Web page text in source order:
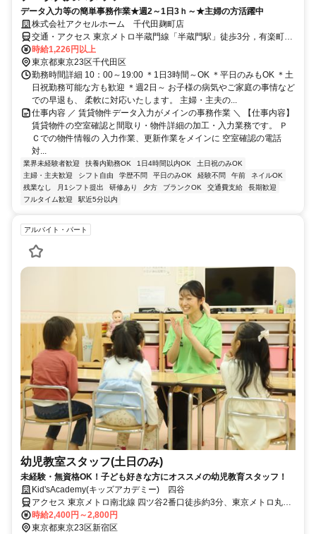
データ入力等の簡単事務作業★週2～1日3ｈ～★主婦の方活躍中
株式会社アクセルホーム 千代田麹町店
交通・アクセス 東京メトロ半蔵門線「半蔵門駅」徒歩3分，有楽町線
「麹町駅」徒歩3分
時給1,226円以上
東京都東京23区千代田区
勤務時間詳細 10：00～19:00 ＊1日3時間～OK ＊平日のみもOK ＊土
日祝勤務可能な方も歓迎 ＊週2日～ お子様の病気やご家庭の事情など
での早退も、 柔軟に対応いたします。 主婦・主夫の...
仕事内容 ／ 賃貸物件データ入力がメインの事務作業 ＼ 【仕事内容】
賃貸物件の空室確認と間取り・物件詳細の加工・入力業務です。 Ｐ
Ｃでの物件情報の 入力作業、更新作業をメインに 空室確認の電話
対...
業界未経験者歓迎 扶養内勤務OK 1日4時間以内OK
土日祝のみOK
主婦・主夫歓迎
シフト自由 学歴不問 平日のみOK 経験不問 午前
ネイルOK
残業なし
月1シフト提出 研修あり 夕方 ブランクOK 交通費支給
長期歓迎
フルタイム歓迎
駅近5分以内
アルバイト・パート
幼児教室スタッフ(土日のみ)
未経験・無資格OK！子ども好きな方にオススメの幼児教育スタッフ！
Kid'sAcademy(キッズアカデミー) 四谷
アクセス 東京メトロ南北線 四ツ谷2番口徒歩約3分、東京メトロ丸ノ
内線 四ツ谷2番口徒歩約3分、ＪＲ中央本線 四ツ谷2番口徒歩約3分
時給2,400円～2,800円
東京都東京23区新宿区